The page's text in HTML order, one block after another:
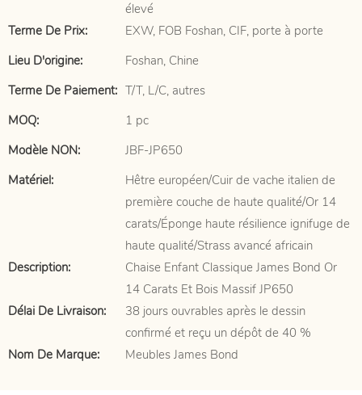
élevé
Terme De Prix:
EXW, FOB Foshan, CIF, porte à porte
Lieu D'origine:
Foshan, Chine
Terme De Paiement: T/T, L/C, autres
MOQ:
1 pc
Modèle NON:
JBF-JP650
Matériel:
Hêtre européen/Cuir de vache italien de
première couche de haute qualité/Or 14
carats/Éponge haute résilience ignifuge de
haute qualité/Strass avancé africain
Description:
Chaise Enfant Classique James Bond Or
14 Carats Et Bois Massif JP650
Délai De Livraison:
38 jours ouvrables après le dessin
confirmé et reçu un dépôt de 40 %
Nom De Marque:
Meubles James Bond